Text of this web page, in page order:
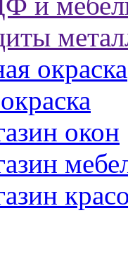
окраска
окон